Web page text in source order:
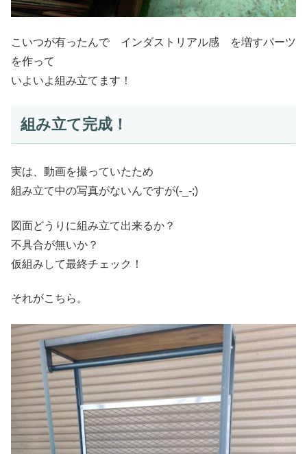
こいつが有ったんで インダストリアル感 を増すパーツ
を作って
いよいよ組み立てます！
組み立て完成！
実は、動画を撮っていたため
組み立て中の写真がないんですが(-_-;)
図面どうりに組み立て出来るか？
不具合が無いか？
仮組みして最終チェック！
それがこちら。